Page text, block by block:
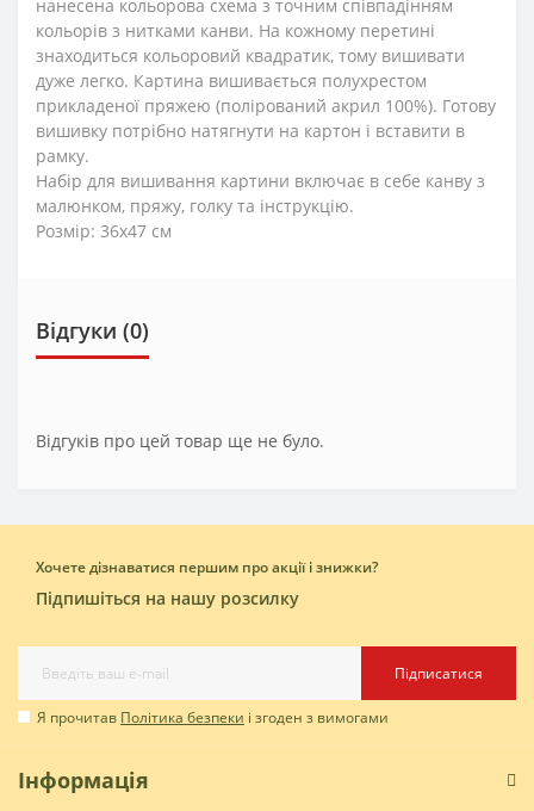
нанесена кольорова схема з точним співпадінням
кольорів з нитками канви. На кожному перетині
знаходиться кольоровий квадратик, тому вишивати
дуже легко. Картина вишивається полухрестом
прикладеної пряжею (полірований акрил 100%). Готову
вишивку потрібно натягнути на картон і вставити в
рамку.
Набір для вишивання картини включає в себе канву з
малюнком, пряжу, голку та інструкцію.
Розмір: 36x47 см
Відгуки (0)
Відгуків про цей товар ще не було.
Хочете дізнаватися першим про акції і знижки?
Підпишіться на нашу розсилку
Підписатися
Я прочитав Політика безпеки і згоден з вимогами
Інформація